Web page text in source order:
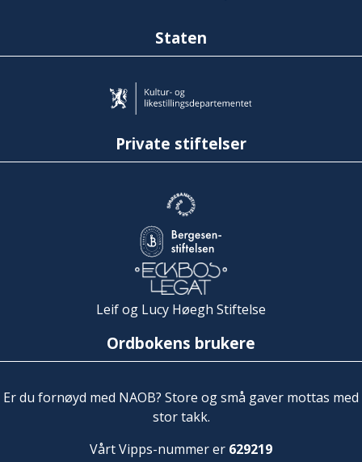
Staten
Private stiftelser
Leif og Lucy Høegh Stiftelse
Ordbokens brukere
Er du fornøyd med NAOB? Store og små gaver mottas med
stor takk.
Vårt Vipps-nummer er 629219